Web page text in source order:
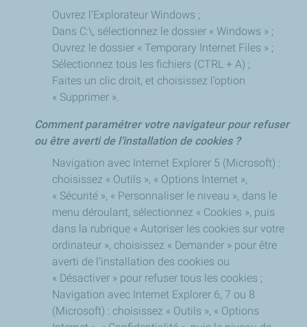
Ouvrez l’Explorateur Windows ;
Dans C:\, sélectionnez le dossier « Windows » ;
Ouvrez le dossier « Temporary Internet Files » ;
Sélectionnez tous les fichiers (CTRL + A) ;
Faites un clic droit, et choisissez l’option
« Supprimer ».
Comment paramétrer votre navigateur pour refuser
ou être averti de l’installation de cookies ?
Navigation avec Internet Explorer 5 (Microsoft) :
choisissez « Outils », « Options Internet »,
« Sécurité », « Personnaliser le niveau », dans le
menu déroulant, sélectionnez « Cookies », puis
dans la rubrique « Autoriser les cookies sur votre
ordinateur », choisissez « Demander » pour être
averti de l’installation des cookies ou
« Désactiver » pour refuser tous les cookies ;
Navigation avec Internet Explorer 6, 7 ou 8
(Microsoft) : choisissez « Outils », « Options